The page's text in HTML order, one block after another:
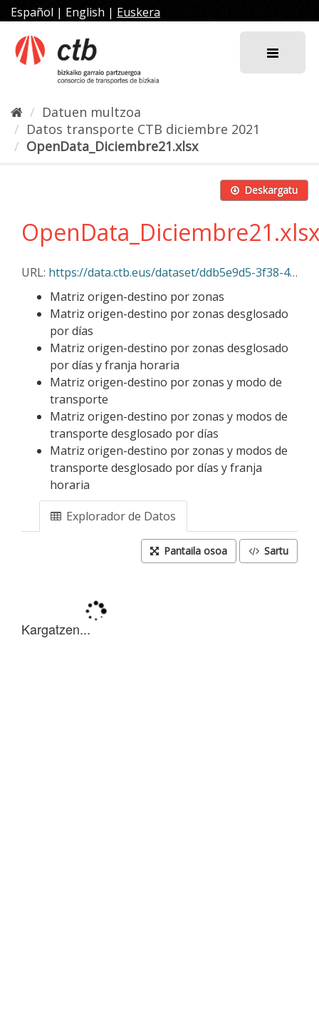
Joan
edukira
Español | English | Euskera
Datuen multzoa
Datos transporte CTB diciembre 2021
OpenData_Diciembre21.xlsx
Deskargatu
URL: https://data.ctb.eus/dataset/ddb5e9d5-3f38-4425-a292-59da76779a3a/resource/e264fff1-19cc-4e10-8320-36acbac4f8ad/download/opendata_diciembre21.xlsx
Matriz origen-destino por zonas
Matriz origen-destino por zonas desglosado
por días
Matriz origen-destino por zonas desglosado
por días y franja horaria
Matriz origen-destino por zonas y modo de
transporte
Matriz origen-destino por zonas y modos de
transporte desglosado por días
Matriz origen-destino por zonas y modos de
transporte desglosado por días y franja
horaria
Explorador de Datos
Pantaila osoa Sartu